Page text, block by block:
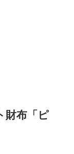
財布「ピ